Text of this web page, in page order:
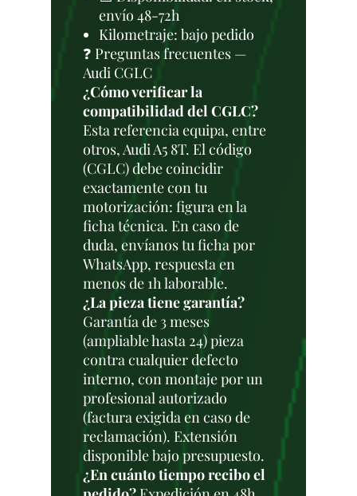
envío 48-72h
Kilometraje: bajo pedido
❓ Preguntas frecuentes —
Audi CGLC
¿Cómo verificar la
compatibilidad del CGLC?
Esta referencia equipa, entre
otros, Audi A5 8T. El código
(CGLC) debe coincidir
exactamente con tu
motorización: figura en la
ficha técnica. En caso de
duda, envíanos tu ficha por
WhatsApp, respuesta en
menos de 1h laborable.
¿La pieza tiene garantía?
Garantía de 3 meses
(ampliable hasta 24) pieza
contra cualquier defecto
interno, con montaje por un
profesional autorizado
(factura exigida en caso de
reclamación). Extensión
disponible bajo presupuesto.
¿En cuánto tiempo recibo el